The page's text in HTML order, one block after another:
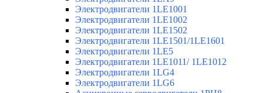
Электродвигатели 1LE1001
Электродвигатели 1LE1002
Электродвигатели 1LE1502
Электродвигатели 1LE1501/1LE1601
Электродвигатели 1LE5
Электродвигатели 1LE1011/ 1LE1012
Электродвигатели 1LG4
Электродвигатели 1LG6